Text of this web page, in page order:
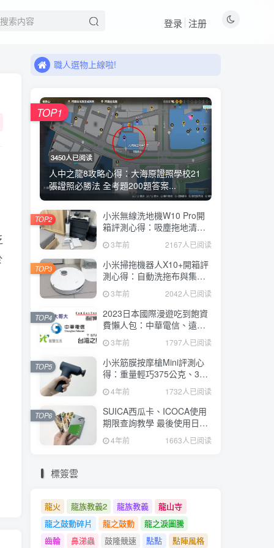
登录 注册
來看看11月有什麼新品!
來看看11月有什麼新品!
3450人已阅读
人中之龍8攻略心得：大海原證照學校21
張證照必勝法 全考題200題答案...
TOP1
小米無線洗地機W10 Pro開
箱評測心得：吸塵拖地清洗3
合1、90度可調式機身、續航
力35分鐘、售價15995元
3年前 2167人已阅读
TOP2
小米掃拖機器人X10+開箱評
測心得：自動洗拖布與集
塵、旋轉式拖布更乾淨、連
續使用2小時、售價26995元
3年前 2042人已阅读
TOP3
2023日本國際漫遊吃到飽資
費懶人包：中華電信、遠傳
電信、台灣大哥大、台灣之
星、亞太電信
3年前 1797人已阅读
TOP4
小米筋膜按摩槍Mini評測心
得：重量輕巧375公克、3種
替換頭和3種模式、售價
2295元
4年前 1732人已阅读
TOP5
SUICA西瓜卡、ICOCA使用
期限查詢教學 最後使用日10
年內都有效 Android、iOS都
適用4年前 1663人已阅读
TOP6
標簽雲
龍火 龍族教義2 龍族教義
龍山寺
龍之鼓動碎片
龍之鼓動
龍之淚圖騰
齒輪
鼻涕蟲 鼓隆競速 點點 點陣風格